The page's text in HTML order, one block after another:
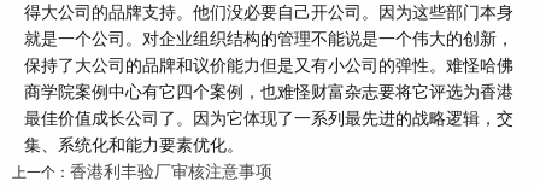
得大公司的品牌支持。他们没必要自己开公司。因为这些部门本身
就是一个公司。对企业组织结构的管理不能说是一个伟大的创新，
保持了大公司的品牌和议价能力但是又有小公司的弹性。难怪哈佛
商学院案例中心有它四个案例，也难怪财富杂志要将它评选为香港
最佳价值成长公司了。因为它体现了一系列最先进的战略逻辑，交
集、系统化和能力要素优化。
上一个： 香港利丰验厂审核注意事项